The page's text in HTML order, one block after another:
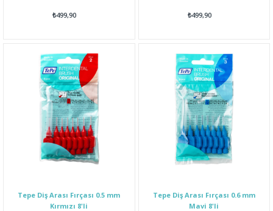
₺499,90 ₺499,90
Tepe Diş Arası Fırçası 0.5 mm
Kırmızı 8'li
Tepe Diş Arası Fırçası 0.6 mm
Mavi 8'li